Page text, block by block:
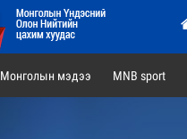
Монголын мэдээ MNB sport